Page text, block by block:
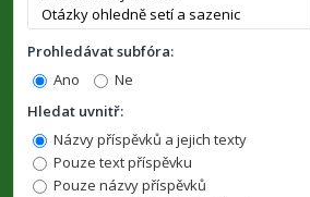
Prohledávat subfóra:
Ano
Ne
Hledat uvnitř:
Názvy příspěvků a jejich texty
Pouze text příspěvku
Pouze názvy příspěvků